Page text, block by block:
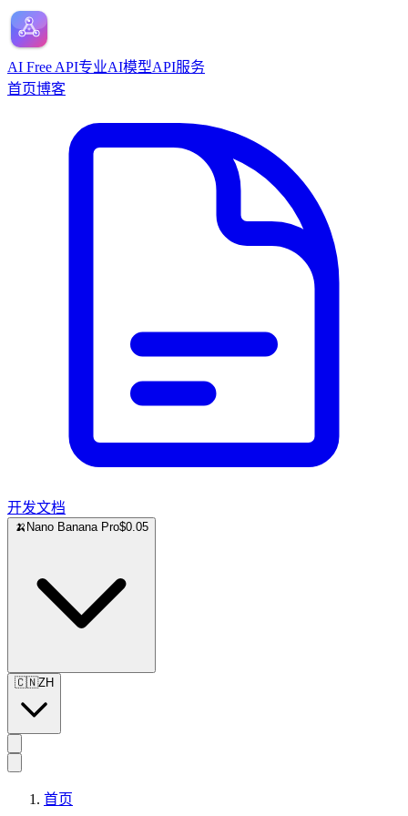
AI Free API专业AI模型API服务
首页博客
开发文档
🍌 Nano Banana Pro$0.05
🇨🇳ZH
首页